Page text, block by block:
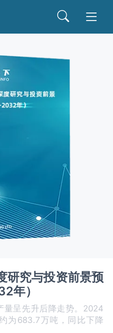
研究与投资前景预
年）
量呈先升后降走势。2024
为683.7万吨，同比下降